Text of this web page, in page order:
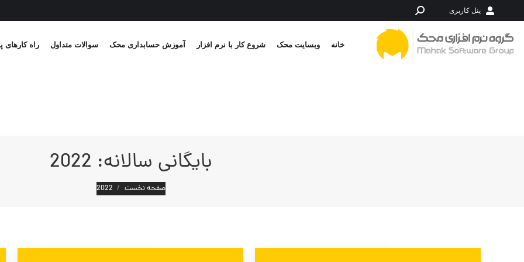
پنل کاربری جستجو:
خانه وبسایت محک شروع کار با نرم افزار آموزش حسابداری محک سوالات متداول راه کارهای
بایگانی سالانه: 2022
مکان شما:
صفحه نخست 2022